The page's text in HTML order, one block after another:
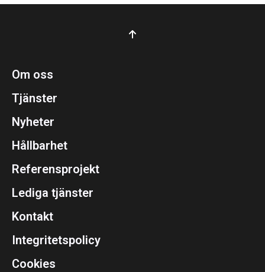
Om oss
Tjänster
Nyheter
Hållbarhet
Referensprojekt
Lediga tjänster
Kontakt
Integritetspolicy
Cookies